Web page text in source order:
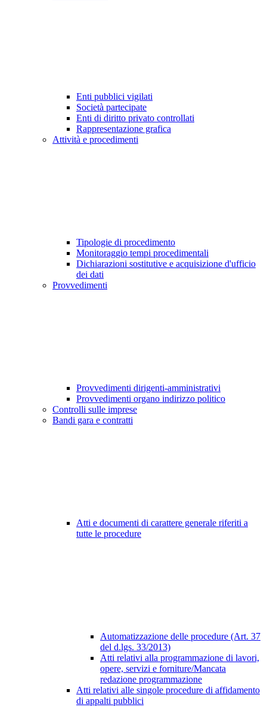
Enti pubblici vigilati
Società partecipate
Enti di diritto privato controllati
Rappresentazione grafica
Attività e procedimenti
Tipologie di procedimento
Monitoraggio tempi procedimentali
Dichiarazioni sostitutive e acquisizione d'ufficio
dei dati
Provvedimenti
Provvedimenti dirigenti-amministrativi
Provvedimenti organo indirizzo politico
Controlli sulle imprese
Bandi gara e contratti
Atti e documenti di carattere generale riferiti a
tutte le procedure
Automatizzazione delle procedure (Art. 37
del d.lgs. 33/2013)
Atti relativi alla programmazione di lavori,
opere, servizi e forniture/Mancata
redazione programmazione
Atti relativi alle singole procedure di affidamento
di appalti pubblici